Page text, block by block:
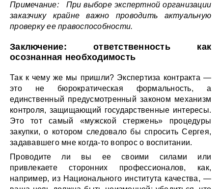
Примечание: При выборе экспертной организации
заказчику крайне важно проводить актуальную
проверку ее правоспособности.
Заключение: ответственность как
осознанная необходимость
Так к чему же мы пришли? Экспертиза контракта —
это не бюрократическая формальность, а
единственный предусмотренный законом механизм
контроля, защищающий государственные интересы.
Это тот самый «мужской стержень» процедуры
закупки, о котором следовало бы спросить Сергея,
задававшего мне когда-то вопрос о воспитании.
Проводите ли вы ее своими силами или
привлекаете сторонних профессионалов, как,
например, из Национального института качества, —